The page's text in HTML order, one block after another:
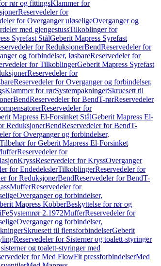
rør og fittingsKlammer for
Reservedeler for
for Overganger uløseligeOverganger og
med gjengestussTilkoblinger for
Syrefast StålGeberit Mapress Syrefast
for ReduksjonerBendReservedeler for
og forbindelser, løsbareReservedeler for
for TilkoblingerGeberit Mapress Syrefast
Reservedeler for
Reservedeler for Overganger og forbindelser,
Klammer for rørSystempakningerSkruesett til
BendReservedeler for BendT-rørReservedeler
Reservedeler for
Mapress El-Forsinket StålGeberit Mapress El-
ReduksjonerBendReservedeler for BendT-
for Overganger og forbindelser,
Tilbehør for Geberit Mapress El-Forsinket
Reservedeler for
KryssReservedeler for KryssOverganger
for EndedekslerTilkoblingerReservedeler for
for ReduksjonerBendReservedeler for BendT-
MufferReservedeler for
Overganger og forbindelser,
Mapress KobberBeskyttelse for rør og
Systemrør 2.1972MufferReservedeler for
Overganger og forbindelser,
Skruesett til flensforbindelserGeberit
Reservedeler for Sisterner og toalett-styringer
og toalett-styringer med
for Med FlowFit pressforbindelserMed